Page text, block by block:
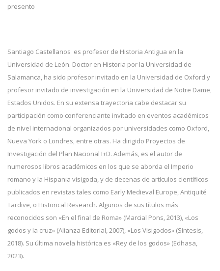
presento
Santiago Castellanos es profesor de Historia Antigua en la
Universidad de León. Doctor en Historia por la Universidad de
Salamanca, ha sido profesor invitado en la Universidad de Oxford y
profesor invitado de investigación en la Universidad de Notre Dame,
Estados Unidos. En su extensa trayectoria cabe destacar su
participación como conferenciante invitado en eventos académicos
de nivel internacional organizados por universidades como Oxford,
Nueva York o Londres, entre otras. Ha dirigido Proyectos de
Investigación del Plan Nacional I+D. Además, es el autor de
numerosos libros académicos en los que se aborda el Imperio
romano y la Hispania visigoda, y de decenas de artículos científicos
publicados en revistas tales como Early Medieval Europe, Antiquité
Tardive, o Historical Research. Algunos de sus títulos más
reconocidos son «En el final de Roma» (Marcial Pons, 2013), «Los
godos y la cruz» (Alianza Editorial, 2007), «Los Visigodos» (Síntesis,
2018). Su última novela histórica es «Rey de los godos» (Edhasa,
2023).